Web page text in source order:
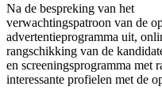
Na de bespreking van het
verwachtingspatroon van de
advertentieprogramma uit,
rangschikking van de
en screeningsprogramma met
interessante profielen met de